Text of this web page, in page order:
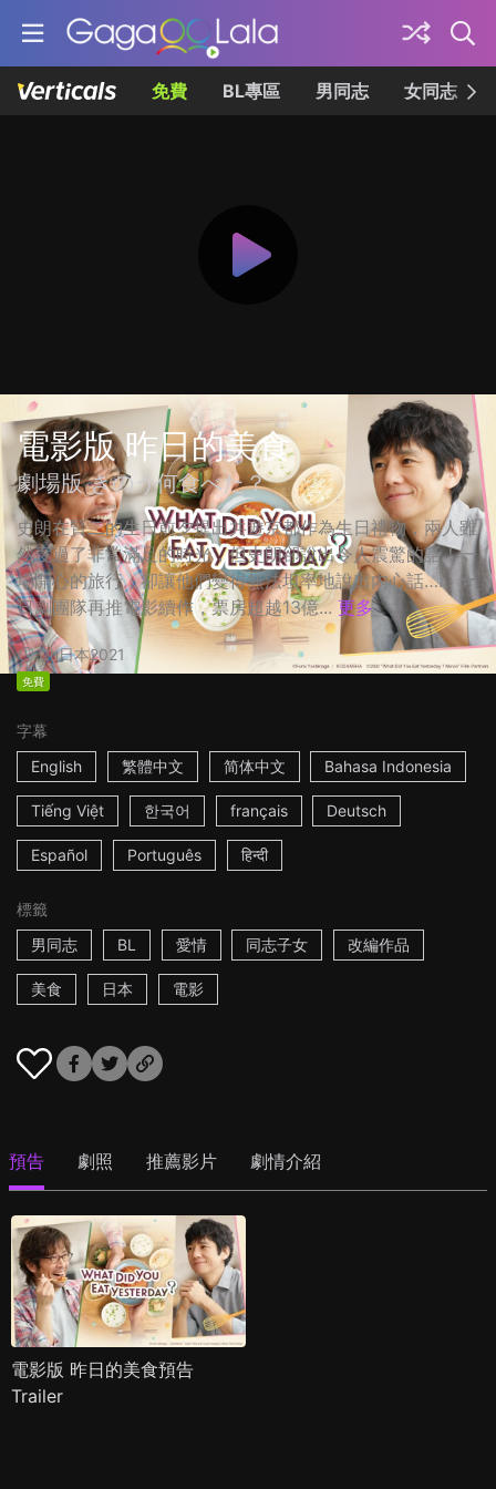
免費 BL專區 男同志 女同志
電影版 昨日的美食
劇場版 きのう何食べた？
史朗在賢二的生日前夕提出共遊京都作為生日禮物，兩人雖
然度過了非常滿足的時光，但史朗卻說出令人震驚的話！一
場開心的旅行，卻讓他們變得無法坦率地說出內心話…… ☆
日劇團隊再推電影續作，票房超越13億... 更多
2h日本2021
免費
字幕
English
繁體中文 简体中文 Bahasa Indonesia
Tiếng Việt 한국어 français Deutsch
Español Português हिन्दी
標籤
男同志
BL 愛情 同志子女 改編作品
美食 日本 電影
預告 劇照 推薦影片 劇情介紹
電影版 昨日的美食預告
Trailer